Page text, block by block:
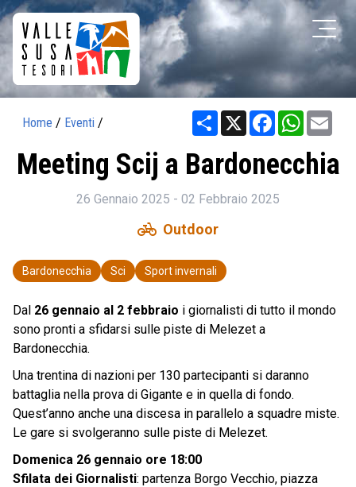
Home / Eventi / Share X Facebook
Meeting Scij a Bardonecchia
26 Gennaio 2025 - 02 Febbraio 2025
pedal_bike Outdoor
Bardonecchia Sci Sport invernali
Dal 26 gennaio al 2 febbraio i giornalisti di tutto il mondo
sono pronti a sfidarsi sulle piste di Melezet a
Bardonecchia.
Una trentina di nazioni per 130 partecipanti si daranno
battaglia nella prova di Gigante e in quella di fondo.
Quest’anno anche una discesa in parallelo a squadre miste.
Le gare si svolgeranno sulle piste di Melezet.
Domenica 26 gennaio ore 18:00
Sfilata dei Giornalisti: partenza Borgo Vecchio, piazza